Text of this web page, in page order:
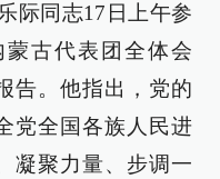
际同志17日上午参
古代表团全体会
告。他指出，党的
党全国各族人民进
凝聚力量、步调一